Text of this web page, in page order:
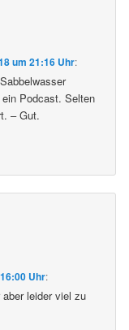
um 21:16 Uhr:
Podcast. Selten
– Gut.
Uhr:
leider viel zu